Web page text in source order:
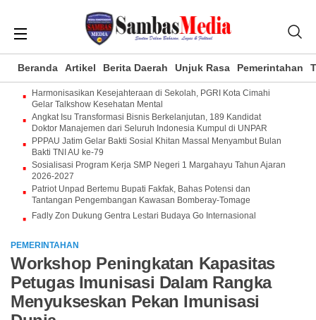
Beranda Artikel Berita Daerah Unjuk Rasa Pemerintahan
Harmonisasikan Kesejahteraan di Sekolah, PGRI Kota Cimahi
Gelar Talkshow Kesehatan Mental
Angkat Isu Transformasi Bisnis Berkelanjutan, 189 Kandidat
Doktor Manajemen dari Seluruh Indonesia Kumpul di UNPAR
PPPAU Jatim Gelar Bakti Sosial Khitan Massal Menyambut Bulan
Bakti TNI AU ke-79
Sosialisasi Program Kerja SMP Negeri 1 Margahayu Tahun Ajaran
2026-2027
Patriot Unpad Bertemu Bupati Fakfak, Bahas Potensi dan
Tantangan Pengembangan Kawasan Bomberay-Tomage
Fadly Zon Dukung Gentra Lestari Budaya Go Internasional
PEMERINTAHAN
Workshop Peningkatan Kapasitas
Petugas Imunisasi Dalam Rangka
Menyukseskan Pekan Imunisasi